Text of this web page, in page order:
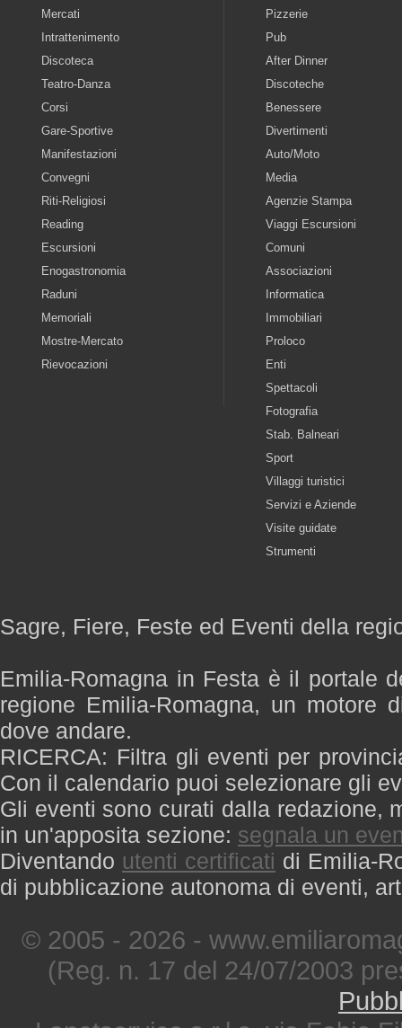
Mercati
Intrattenimento
Discoteca
Teatro-Danza
Corsi
Gare-Sportive
Manifestazioni
Convegni
Riti-Religiosi
Reading
Escursioni
Enogastronomia
Raduni
Memoriali
Mostre-Mercato
Rievocazioni
Pizzerie
Pub
After Dinner
Discoteche
Benessere
Divertimenti
Auto/Moto
Media
Agenzie Stampa
Viaggi Escursioni
Comuni
Associazioni
Informatica
Immobiliari
Proloco
Enti
Spettacoli
Fotografia
Stab. Balneari
Sport
Villaggi turistici
Servizi e Aziende
Visite guidate
Strumenti
Sagre, Fiere, Feste ed Eventi della
Emilia-Romagna in Festa è il portale
regione Emilia-Romagna, un motore
dove andare.
RICERCA: Filtra gli eventi per
Con il calendario puoi selezionare gli
Gli eventi sono curati dalla redazione,
in un'apposita sezione: segnala un
Diventando utenti certificati di Emilia-
di pubblicazione autonoma di eventi,
© 2005 - 2026 -
(Reg. n. 17 del 24/07/2003